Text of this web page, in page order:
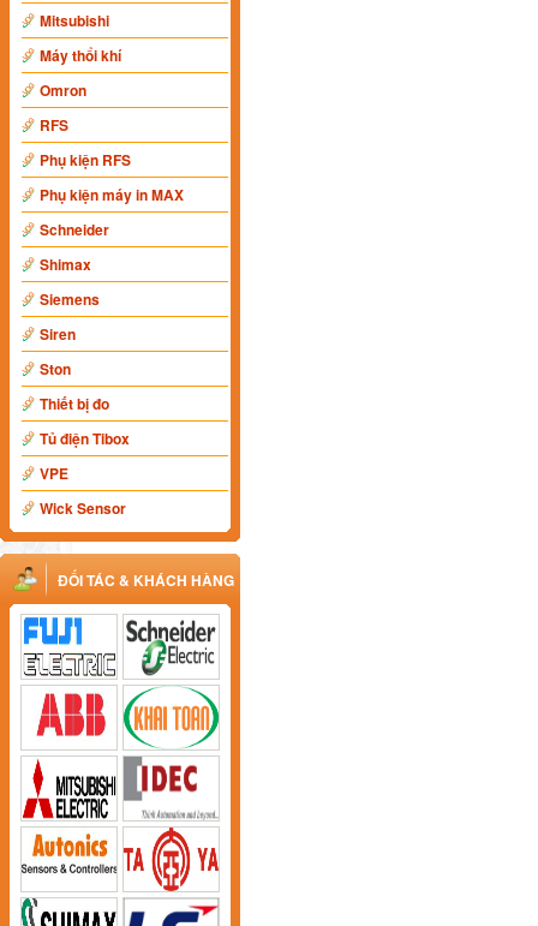
Mitsubishi
Máy thổi khí
Omron
RFS
Phụ kiện RFS
Phụ kiện máy in MAX
Schneider
Shimax
Siemens
Siren
Ston
Thiết bị đo
Tủ điện Tibox
VPE
Wick Sensor
ĐỐI TÁC & KHÁCH HÀNG